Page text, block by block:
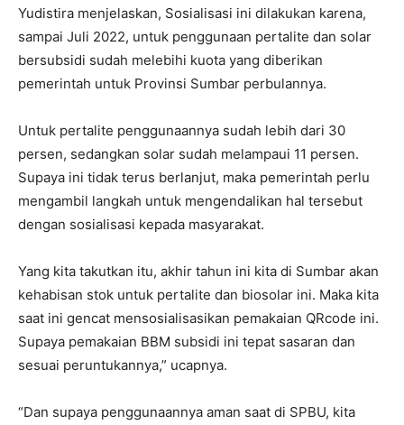
Yudistira menjelaskan, Sosialisasi ini dilakukan karena,
sampai Juli 2022, untuk penggunaan pertalite dan solar
bersubsidi sudah melebihi kuota yang diberikan
pemerintah untuk Provinsi Sumbar perbulannya.
Untuk pertalite penggunaannya sudah lebih dari 30
persen, sedangkan solar sudah melampaui 11 persen.
Supaya ini tidak terus berlanjut, maka pemerintah perlu
mengambil langkah untuk mengendalikan hal tersebut
dengan sosialisasi kepada masyarakat.
Yang kita takutkan itu, akhir tahun ini kita di Sumbar akan
kehabisan stok untuk pertalite dan biosolar ini. Maka kita
saat ini gencat mensosialisasikan pemakaian QRcode ini.
Supaya pemakaian BBM subsidi ini tepat sasaran dan
sesuai peruntukannya,” ucapnya.
“Dan supaya penggunaannya aman saat di SPBU, kita